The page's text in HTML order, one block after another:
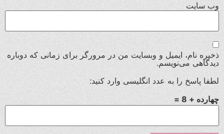
وب‌ سایت
ذخیره نام، ایمیل و وبسایت من در مرورگر برای زمانی که دوباره
دیدگاهی می‌نویسم.
لطفا پاسخ را به عدد انگلیسی وارد کنید:
چهارده + 8 =